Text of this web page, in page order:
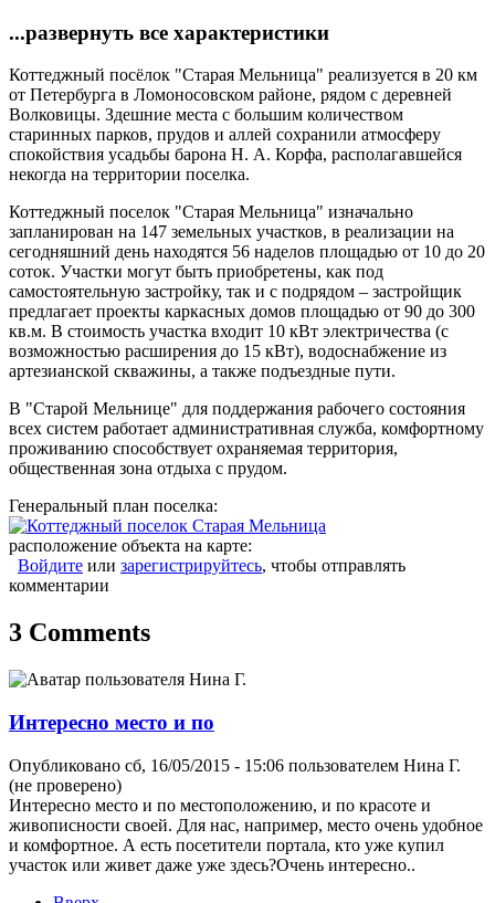
...развернуть все характеристики
Коттеджный посёлок "Старая Мельница" реализуется в 20 км
от Петербурга в Ломоносовском районе, рядом с деревней
Волковицы. Здешние места с большим количеством
старинных парков, прудов и аллей сохранили атмосферу
спокойствия усадьбы барона Н. А. Корфа, располагавшейся
некогда на территории поселка.
Коттеджный поселок "Старая Мельница" изначально
запланирован на 147 земельных участков, в реализации на
сегодняшний день находятся 56 наделов площадью от 10 до 20
соток. Участки могут быть приобретены, как под
самостоятельную застройку, так и с подрядом – застройщик
предлагает проекты каркасных домов площадью от 90 до 300
кв.м. В стоимость участка входит 10 кВт электричества (с
возможностью расширения до 15 кВт), водоснабжение из
артезианской скважины, а также подъездные пути.
В "Старой Мельнице" для поддержания рабочего состояния
всех систем работает административная служба, комфортному
проживанию способствует охраняемая территория,
общественная зона отдыха с прудом.
Генеральный план поселка:
расположение объекта на карте:
Войдите или зарегистрируйтесь, чтобы отправлять
комментарии
3 Comments
Интересно место и по
Опубликовано сб, 16/05/2015 - 15:06 пользователем Нина Г.
(не проверено)
Интересно место и по местоположению, и по красоте и
живописности своей. Для нас, например, место очень удобное
и комфортное. А есть посетители портала, кто уже купил
участок или живет даже уже здесь?Очень интересно..